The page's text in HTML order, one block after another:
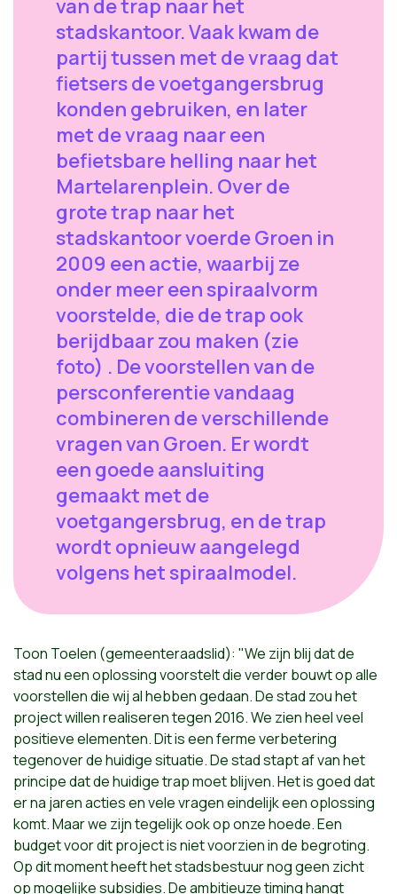
van de trap naar het
stadskantoor. Vaak kwam de
partij tussen met de vraag dat
fietsers de voetgangersbrug
konden gebruiken, en later
met de vraag naar een
befietsbare helling naar het
Martelarenplein. Over de
grote trap naar het
stadskantoor voerde Groen in
2009 een actie, waarbij ze
onder meer een spiraalvorm
voorstelde, die de trap ook
berijdbaar zou maken (zie
foto) . De voorstellen van de
persconferentie vandaag
combineren de verschillende
vragen van Groen. Er wordt
een goede aansluiting
gemaakt met de
voetgangersbrug, en de trap
wordt opnieuw aangelegd
volgens het spiraalmodel.
Toon Toelen (gemeenteraadslid): "We zijn blij dat de
stad nu een oplossing voorstelt die verder bouwt op alle
voorstellen die wij al hebben gedaan. De stad zou het
project willen realiseren tegen 2016. We zien heel veel
positieve elementen. Dit is een ferme verbetering
tegenover de huidige situatie. De stad stapt af van het
principe dat de huidige trap moet blijven. Het is goed dat
er na jaren acties en vele vragen eindelijk een oplossing
komt. Maar we zijn tegelijk ook op onze hoede. Een
budget voor dit project is niet voorzien in de begroting.
Op dit moment heeft het stadsbestuur nog geen zicht
op mogelijke subsidies. De ambitieuze timing hangt